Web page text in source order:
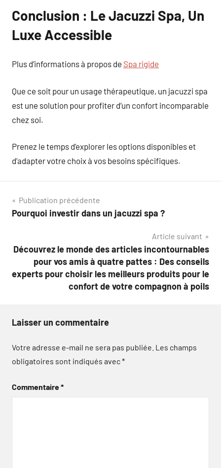
Conclusion : Le Jacuzzi Spa, Un
Luxe Accessible
Plus d’informations à propos de Spa rigide
Que ce soit pour un usage thérapeutique, un jacuzzi spa
est une solution pour profiter d’un confort incomparable
chez soi.
Prenez le temps d’explorer les options disponibles et
d’adapter votre choix à vos besoins spécifiques.
Navigation
de
Publication précédente
Pourquoi investir dans un jacuzzi spa ?
Article suivant
Découvrez le monde des articles incontournables
pour vos amis à quatre pattes : Des conseils
experts pour choisir les meilleurs produits pour le
confort de votre compagnon à poils
Laisser un commentaire
Votre adresse e-mail ne sera pas publiée. Les champs
obligatoires sont indiqués avec*
Commentaire*